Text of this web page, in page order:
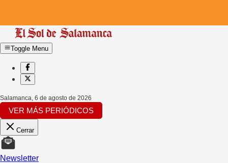
Toggle Menu
Salamanca, 6 de agosto de 2026
VER MÁS PERIÓDICOS
Cerrar
Newsletter